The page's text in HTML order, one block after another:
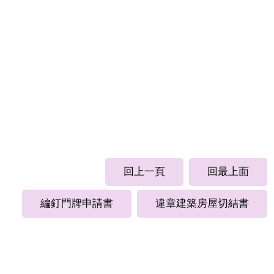
回上一頁 回最上面
編釘門牌申請書 違章建築房屋切結書